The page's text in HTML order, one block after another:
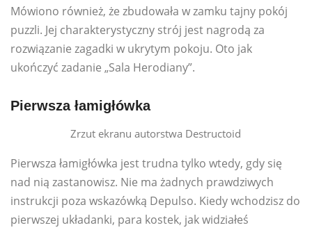
Mówiono również, że zbudowała w zamku tajny pokój
puzzli. Jej charakterystyczny strój jest nagrodą za
rozwiązanie zagadki w ukrytym pokoju. Oto jak
ukończyć zadanie „Sala Herodiany”.
Pierwsza łamigłówka
Zrzut ekranu autorstwa Destructoid
Pierwsza łamigłówka jest trudna tylko wtedy, gdy się
nad nią zastanowisz. Nie ma żadnych prawdziwych
instrukcji poza wskazówką Depulso. Kiedy wchodzisz do
pierwszej układanki, para kostek, jak widziałeś